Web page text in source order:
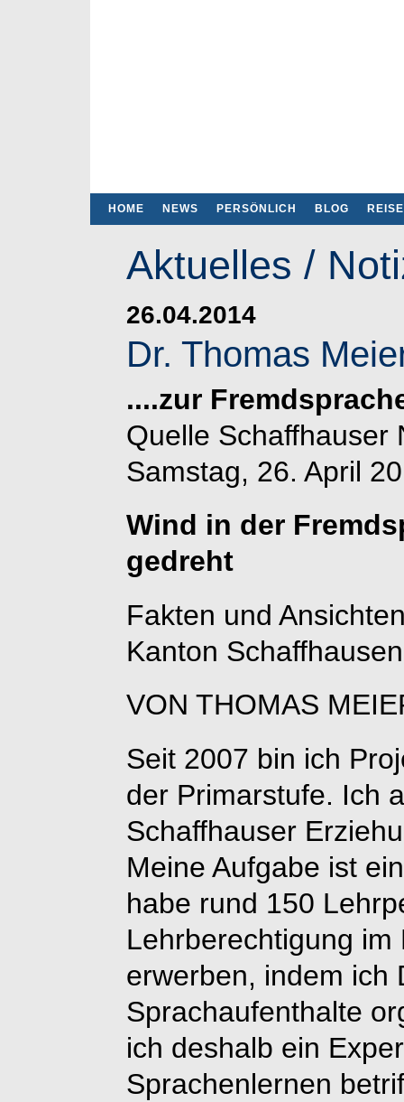
HOME NEWS PERSÖNLICH BLOG
Aktuelles /
26.04.2014
Dr. Thomas
....zur
Quelle Schaffhauser
Samstag, 26. April
Wind in der
gedreht
Fakten und
Kanton Schaffhausen
VON THOMAS
Seit 2007 bin ich
der Primarstufe. Ich
Schaffhauser
Meine Aufgabe ist
habe rund 150
Lehrberechtigung im
erwerben, indem ich
Sprachaufenthalte
ich deshalb ein
Sprachenlernen